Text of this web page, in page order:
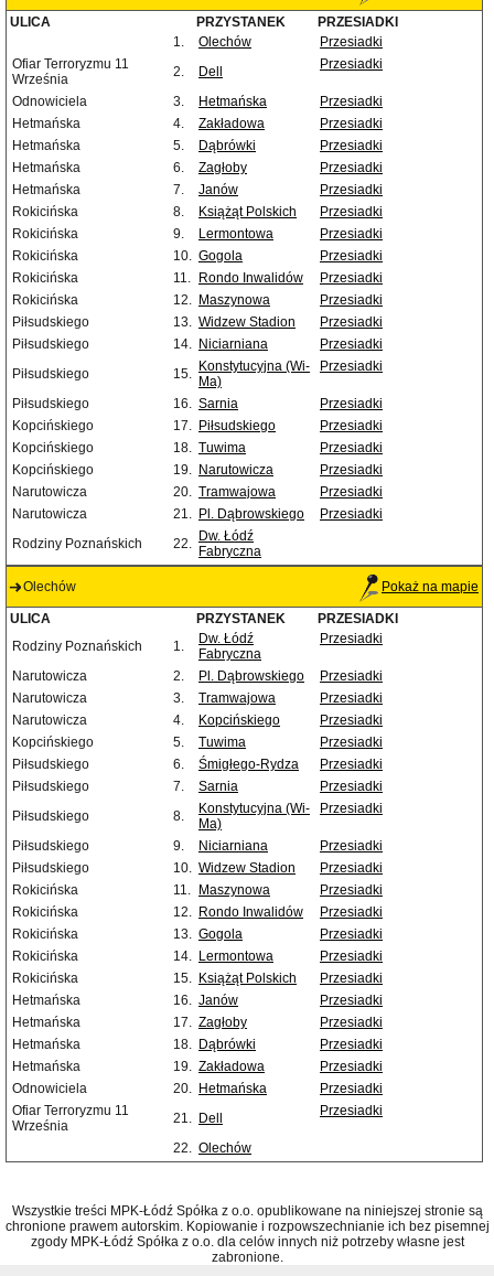
ULICA PRZYSTANEK
PRZESIADKI
1.
Olechów
Przesiadki
Ofiar Terroryzmu 11
Września
2. Dell Przesiadki
Odnowiciela 3. Hetmańska
Przesiadki
Hetmańska
4. Zakładowa
Przesiadki
Hetmańska
5. Dąbrówki
Przesiadki
Hetmańska
6. Zagłoby
Przesiadki
Hetmańska
7. Janów
Przesiadki
Rokicińska
8. Książąt Polskich
Przesiadki
Rokicińska
9. Lermontowa
Przesiadki
Rokicińska
10. Gogola
Przesiadki
Rokicińska
11. Rondo Inwalidów
Przesiadki
Rokicińska
12. Maszynowa
Przesiadki
Piłsudskiego
13. Widzew Stadion
Przesiadki
Piłsudskiego
14. Niciarniana
Przesiadki
Piłsudskiego
15. Konstytucyjna (Wi-
Ma)
Przesiadki
Piłsudskiego 16. Sarnia
Przesiadki
Kopcińskiego
17. Piłsudskiego
Przesiadki
Kopcińskiego
18. Tuwima
Przesiadki
Kopcińskiego
19. Narutowicza
Przesiadki
Narutowicza
20. Tramwajowa
Przesiadki
Narutowicza
21. Pl. Dąbrowskiego
Przesiadki
Rodziny Poznańskich
22. Dw. Łódź
Fabryczna
Olechów Pokaż na mapie
ULICA PRZYSTANEK
PRZESIADKI
Rodziny Poznańskich
1.
Dw. Łódź
Fabryczna
Przesiadki
Narutowicza 2. Pl. Dąbrowskiego
Przesiadki
Narutowicza
3. Tramwajowa
Przesiadki
Narutowicza
4. Kopcińskiego
Przesiadki
Kopcińskiego
5. Tuwima
Przesiadki
Piłsudskiego
6. Śmigłego-Rydza
Przesiadki
Piłsudskiego
7. Sarnia
Przesiadki
Piłsudskiego
8.
Konstytucyjna (Wi-
Ma)
Przesiadki
Piłsudskiego 9. Niciarniana
Przesiadki
Piłsudskiego
10. Widzew Stadion
Przesiadki
Rokicińska
11. Maszynowa
Przesiadki
Rokicińska
12. Rondo Inwalidów
Przesiadki
Rokicińska
13. Gogola
Przesiadki
Rokicińska
14. Lermontowa
Przesiadki
Rokicińska
15. Książąt Polskich
Przesiadki
Hetmańska
16. Janów
Przesiadki
Hetmańska
17. Zagłoby
Przesiadki
Hetmańska
18. Dąbrówki
Przesiadki
Hetmańska
19. Zakładowa
Przesiadki
Odnowiciela
20. Hetmańska
Przesiadki
Ofiar Terroryzmu 11
Września
21. Dell Przesiadki
22. Olechów
Wszystkie treści MPK-Łódź Spółka z o.o. opublikowane na niniejszej stronie są
chronione prawem autorskim. Kopiowanie i rozpowszechnianie ich bez pisemnej
zgody MPK-Łódź Spółka z o.o. dla celów innych niż potrzeby własne jest
zabronione.